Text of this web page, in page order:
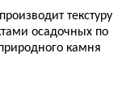
текстуру
осадочных по
камня